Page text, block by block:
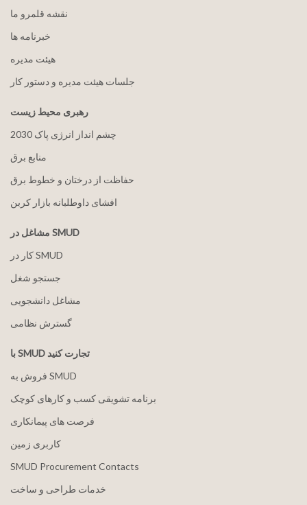
نقشه قلمرو ما
خبرنامه ها
هيئت مدیره
جلسات هیئت مدیره و دستور کار
رهبری محیط زیست
2030 چشم انداز انرژی پاک
منابع برق
حفاظت از درختان و خطوط برق
افشای داوطلبانه بازار کربن
مشاغل در SMUD
کار در SMUD
جستجو شغل
مشاغل دانشجویی
گسترش نظامی
با SMUD تجارت کنید
فروش به SMUD
برنامه تشویقی کسب و کارهای کوچک
فرصت های پیمانکاری
کاربری زمین
SMUD Procurement Contacts
خدمات طراحی و ساخت